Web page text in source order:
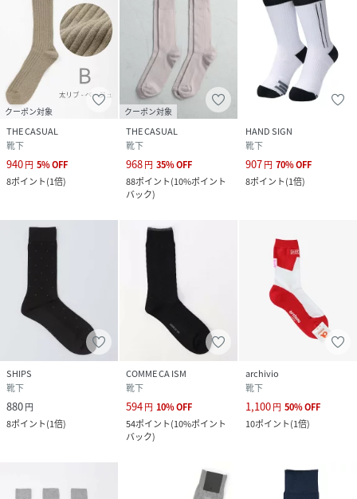
クーポン対象
THE CASUAL
靴下
940円 5%OFF
8ポイント(1倍)
クーポン対象
THE CASUAL
靴下
968円 35%OFF
88ポイント(10%ポイント
バック)
HAND SIGN
靴下
907円 70%OFF
8ポイント(1倍)
SHIPS
靴下
880円
8ポイント(1倍)
COMME CA ISM
靴下
594円 10%OFF
54ポイント(10%ポイント
バック)
archivio
靴下
1,100円 50%OFF
10ポイント(1倍)